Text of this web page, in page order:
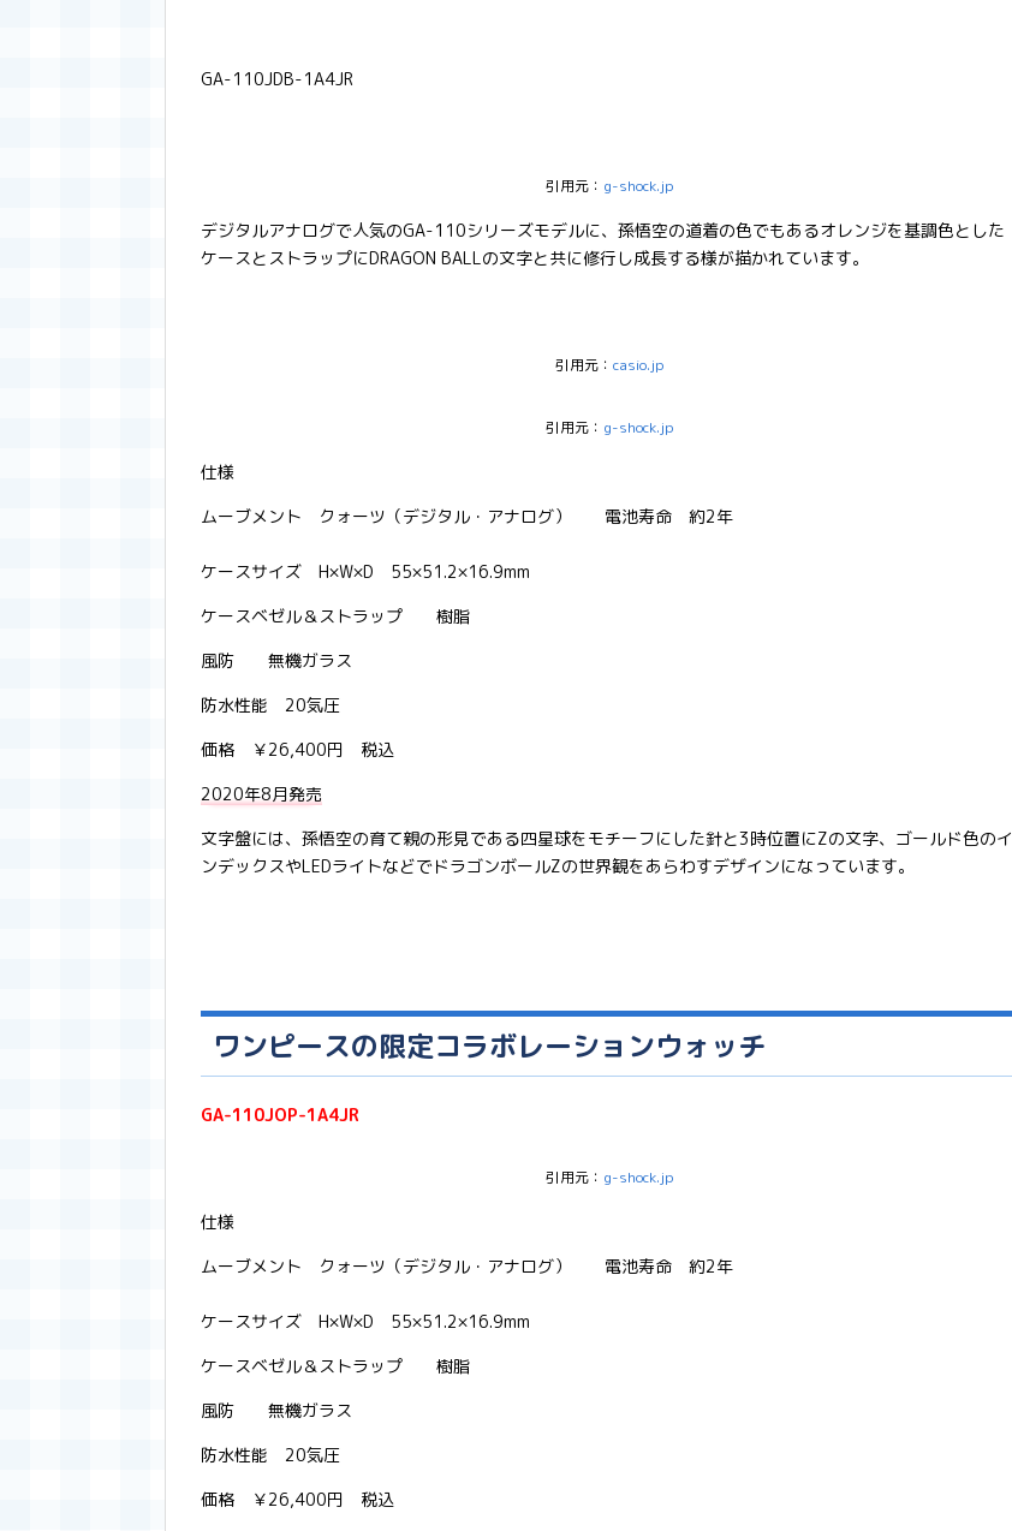
GA-110JDB-1A4JR
引用元： g-shock.jp
デジタルアナログで人気のGA-110シリーズモデルに、孫悟空の道着の色でもあるオレンジを基調色とした
ケースとストラップにDRAGON BALLの文字と共に修行し成長する様が描かれています。
引用元： casio.jp
引用元： g-shock.jp
仕様
ムーブメント クォーツ（デジタル・アナログ） 電池寿命 約2年
ケースサイズ H×W×D 55×51.2×16.9mm
ケースベゼル＆ストラップ 樹脂
風防 無機ガラス
防水性能 20気圧
価格 ￥26,400円 税込
2020年8月発売
文字盤には、孫悟空の育て親の形見である四星球をモチーフにした針と3時位置にZの文字、ゴールド色のイ
ンデックスやLEDライトなどでドラゴンボールZの世界観をあらわすデザインになっています。
ワンピースの限定コラボレーションウォッチ
GA-110JOP-1A4JR
引用元： g-shock.jp
仕様
ムーブメント クォーツ（デジタル・アナログ） 電池寿命 約2年
ケースサイズ H×W×D 55×51.2×16.9mm
ケースベゼル＆ストラップ 樹脂
風防 無機ガラス
防水性能 20気圧
価格 ￥26,400円 税込